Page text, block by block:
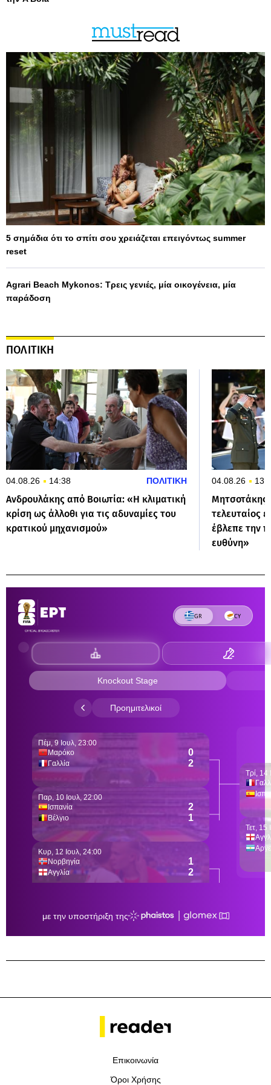
5 σημάδια ότι το σπίτι σου χρειάζεται επειγόντως summer
reset
Agrari Beach Mykonos: Τρεις γενιές, μία οικογένεια, μία
παράδοση
ΠΟΛΙΤΙΚΗ
04.08.26 14:38 ΠΟΛΙΤΙΚΗ
Ανδρουλάκης από Βοιωτία: «Η κλιματική
κρίση ως άλλοθι για τις αδυναμίες του
κρατικού μηχανισμού»
04.08.26
Μητσοτάκης
τελευταίος
έβλεπε την
ευθύνη»
Επικοινωνία
Όροι Χρήσης